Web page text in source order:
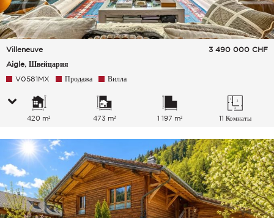
Villeneuve
Aigle, Швейцария
3 490 000 CHF
V0581MX Продажа Вилла
420 m² 473 m² 1 197 m² 11 Комнаты